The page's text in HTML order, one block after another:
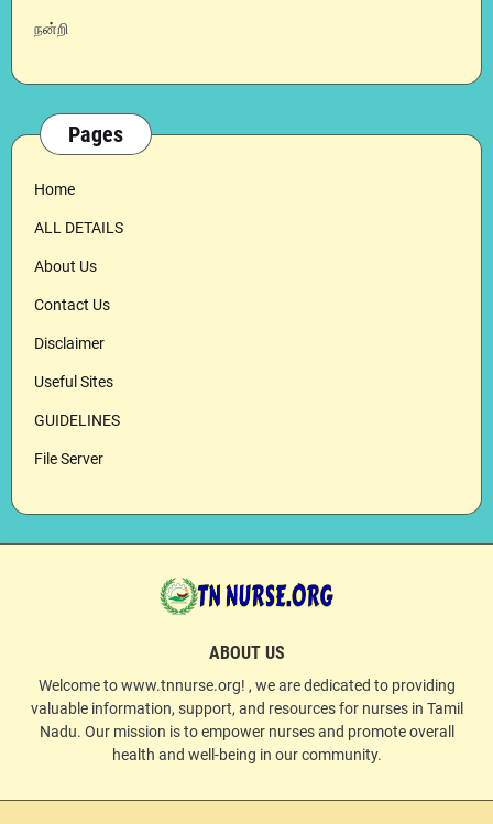
நன்றி
Pages
Home
ALL DETAILS
About Us
Contact Us
Disclaimer
Useful Sites
GUIDELINES
File Server
ABOUT US
Welcome to www.tnnurse.org! , we are dedicated to providing
valuable information, support, and resources for nurses in Tamil
Nadu. Our mission is to empower nurses and promote overall
health and well-being in our community.